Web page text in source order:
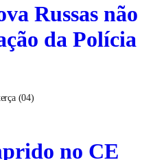
Russas não
da Polícia
(04)
no CE